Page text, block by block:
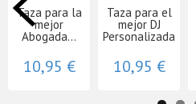
Taza para la
mejor
Abogada...
10,95 €
Taza para el
mejor DJ
Personalizada
10,95 €